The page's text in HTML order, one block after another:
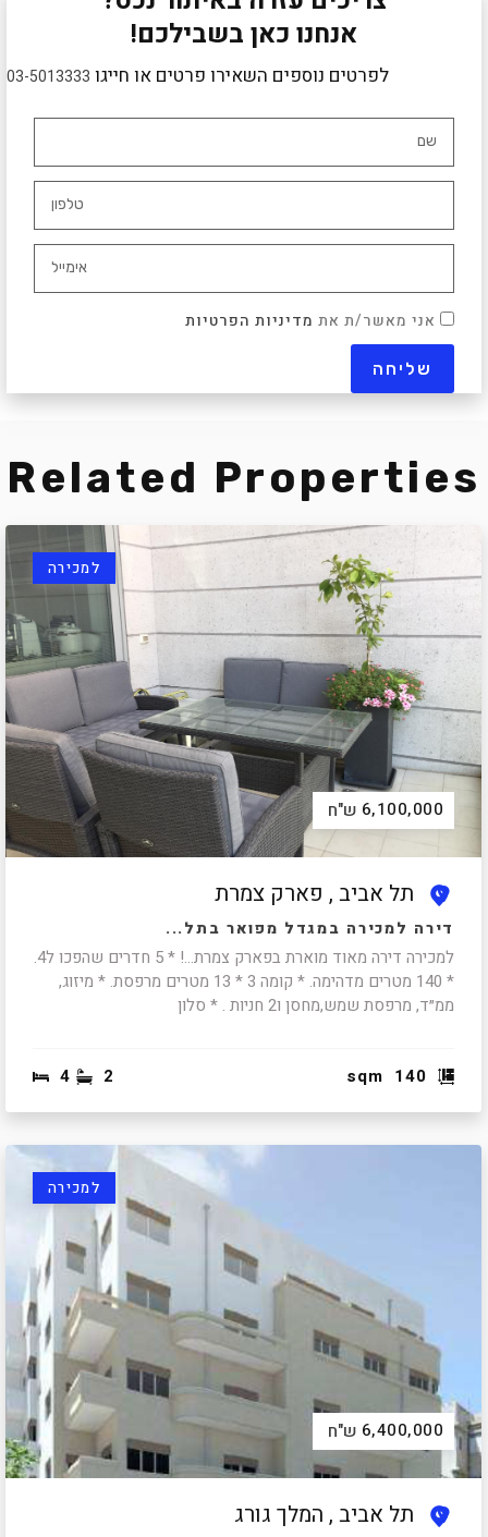
אנחנו כאן בשבילכם!
לפרטים נוספים השאירו פרטים או חייגו 03-5013333
אני מאשר/ת את מדיניות הפרטיות
Related Properties
למכירה
6,100,000 ש"ח
תל אביב , פארק צמרת
דירה למכירה במגדל מפואר בתל...
למכירה דירה מאוד מוארת בפארק צמרת...! * 5 חדרים שהפכו ל4.
* 140 מטרים מדהימה. * קומה 3 * 13 מטרים מרפסת. * מיזוג,
ממ״ד, מרפסת שמש,מחסן ו2 חניות . * סלון
sqm 140
4 2
למכירה
6,400,000 ש"ח
תל אביב , המלך גורג